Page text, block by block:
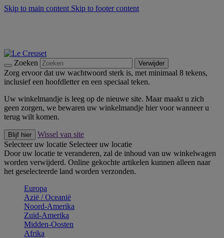
Skip to main content Skip to footer content
Zoeken Verwijder
Zorg ervoor dat uw wachtwoord sterk is, met minimaal 8 tekens,
inclusief een hoofdletter en een speciaal teken.
Uw winkelmandje is leeg op de nieuwe site. Maar maakt u zich
geen zorgen, we bewaren uw winkelmandje hier voor wanneer u
terug wilt komen.
Blijf hier
Wissel van site
Selecteer uw locatie Selecteer uw locatie
Door uw locatie te veranderen, zal de inhoud van uw winkelwagen
worden verwijderd. Online gekochte artikelen kunnen alleen naar
het geselecteerde land worden verzonden.
Europa
Aziё / Oceaniё
Noord-Amerika
Zuid-Amerika
Midden-Oosten
Afrika